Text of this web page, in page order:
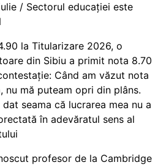
/ Sectorul educației este
la Titularizare 2026, o
din Sibiu a primit nota 8.70
Când am văzut nota
nu mă puteam opri din plâns.
dat seama că lucrarea mea nu a
în adevăratul sens al
profesor de la Cambridge